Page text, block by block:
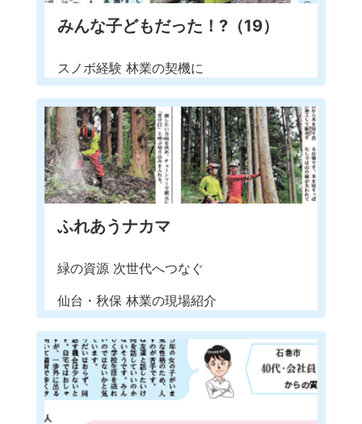
みんな子どもだった！?（19）
スノボ経験 林業の契機に
ふれあうナカマ
緑の資源 次世代へつなぐ
仙台・秋保 林業の現場紹介